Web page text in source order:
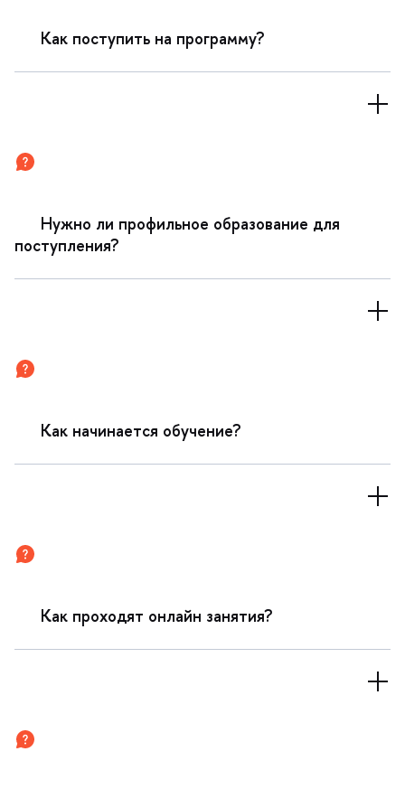
Как поступить на программу?
Нужно ли профильное образование для
поступления?
Как начинается обучение?
Как проходят онлайн занятия?